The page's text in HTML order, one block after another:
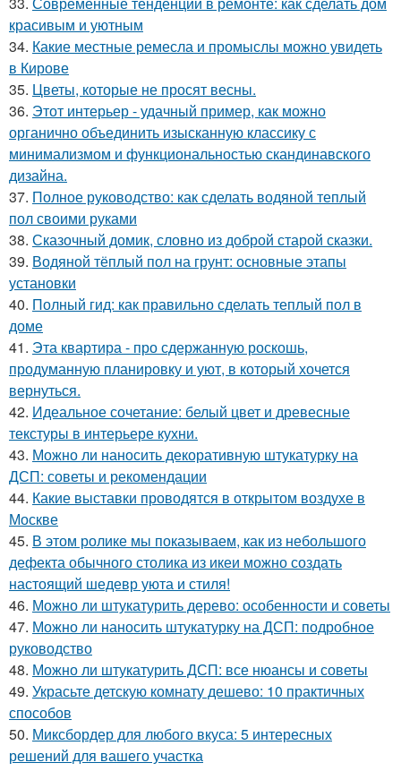
красивым и уютным
34. Какие местные ремесла и промыслы можно увидеть
в Кирове
35. Цветы, которые не просят весны.
36. Этот интерьер - удачный пример, как можно
органично объединить изысканную классику с
минимализмом и функциональностью скандинавского
дизайна.
37. Полное руководство: как сделать водяной теплый
пол своими руками
38. Сказочный домик, словно из доброй старой сказки.
39. Водяной тёплый пол на грунт: основные этапы
установки
40. Полный гид: как правильно сделать теплый пол в
доме
41. Эта квартира - про сдержанную роскошь,
продуманную планировку и уют, в который хочется
вернуться.
42. Идеальное сочетание: белый цвет и древесные
текстуры в интерьере кухни.
43. Можно ли наносить декоративную штукатурку на
ДСП: советы и рекомендации
44. Какие выставки проводятся в открытом воздухе в
Москве
45. В этом ролике мы показываем, как из небольшого
дефекта обычного столика из икеи можно создать
настоящий шедевр уюта и стиля!
46. Можно ли штукатурить дерево: особенности и советы
47. Можно ли наносить штукатурку на ДСП: подробное
руководство
48. Можно ли штукатурить ДСП: все нюансы и советы
49. Украсьте детскую комнату дешево: 10 практичных
способов
50. Миксбордер для любого вкуса: 5 интересных
решений для вашего участка